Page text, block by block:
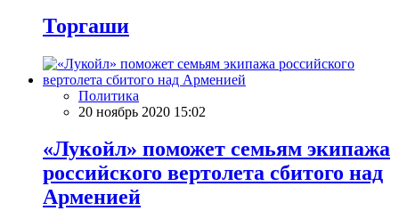
Торгаши
Политика
20 ноябрь 2020 15:02
«Лукойл» поможет семьям экипажа
российского вертолета сбитого над
Арменией